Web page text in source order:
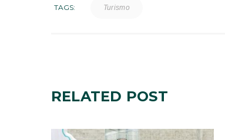
TAGS: Turismo
RELATED POST